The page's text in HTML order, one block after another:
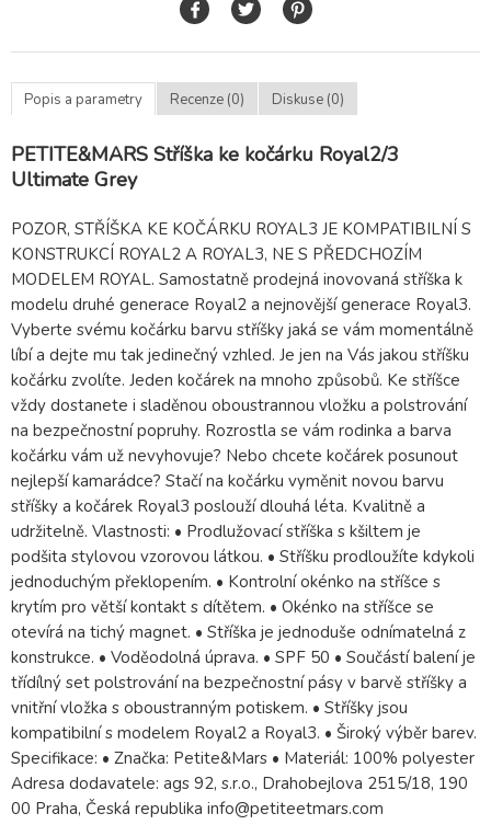
Popis a parametry Recenze (0) Diskuse (0)
PETITE&MARS Stříška ke kočárku Royal2/3
Ultimate Grey
POZOR, STŘÍŠKA KE KOČÁRKU ROYAL3 JE KOMPATIBILNÍ S
KONSTRUKCÍ ROYAL2 A ROYAL3, NE S PŘEDCHOZÍM
MODELEM ROYAL. Samostatně prodejná inovovaná stříška k
modelu druhé generace Royal2 a nejnovější generace Royal3.
Vyberte svému kočárku barvu stříšky jaká se vám momentálně
líbí a dejte mu tak jedinečný vzhled. Je jen na Vás jakou stříšku
kočárku zvolíte. Jeden kočárek na mnoho způsobů. Ke stříšce
vždy dostanete i sladěnou oboustrannou vložku a polstrování
na bezpečnostní popruhy. Rozrostla se vám rodinka a barva
kočárku vám už nevyhovuje? Nebo chcete kočárek posunout
nejlepší kamarádce? Stačí na kočárku vyměnit novou barvu
stříšky a kočárek Royal3 poslouží dlouhá léta. Kvalitně a
udržitelně. Vlastnosti: • Prodlužovací stříška s kšiltem je
podšita stylovou vzorovou látkou. • Stříšku prodloužíte kdykoli
jednoduchým překlopením. • Kontrolní okénko na stříšce s
krytím pro větší kontakt s dítětem. • Okénko na stříšce se
otevírá na tichý magnet. • Stříška je jednoduše odnímatelná z
konstrukce. • Voděodolná úprava. • SPF 50 • Součástí balení je
třídílný set polstrování na bezpečnostní pásy v barvě stříšky a
vnitřní vložka s oboustranným potiskem. • Stříšky jsou
kompatibilní s modelem Royal2 a Royal3. • Široký výběr barev.
Specifikace: • Značka: Petite&Mars • Materiál: 100% polyester
Adresa dodavatele: ags 92, s.r.o., Drahobejlova 2515/18, 190
00 Praha, Česká republika info@petiteetmars.com